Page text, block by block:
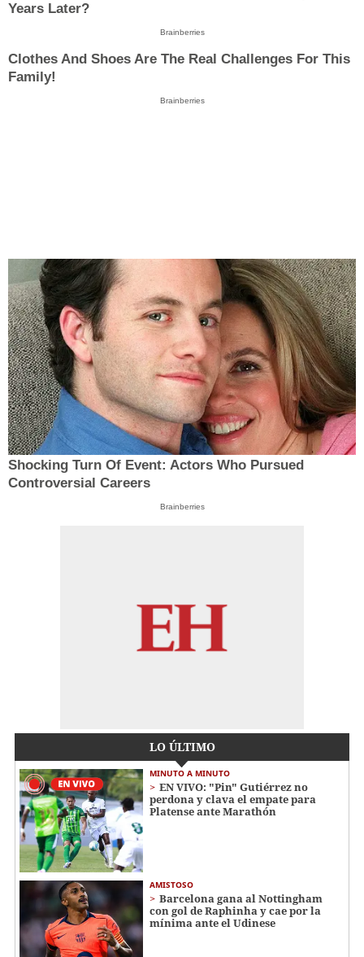
Years Later?
Brainberries
Clothes And Shoes Are The Real Challenges For This
Family!
Brainberries
Shocking Turn Of Event: Actors Who Pursued
Controversial Careers
Brainberries
LO ÚLTIMO
MINUTO A MINUTO
EN VIVO: "Pin" Gutiérrez no
perdona y clava el empate para
Platense ante Marathón
AMISTOSO
Barcelona gana al Nottingham
con gol de Raphinha y cae por la
mínima ante el Udinese